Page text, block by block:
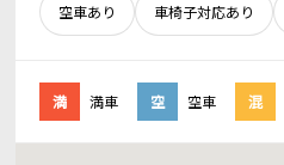
空車あり 車椅子対応あり
満 満車 空 空車 混